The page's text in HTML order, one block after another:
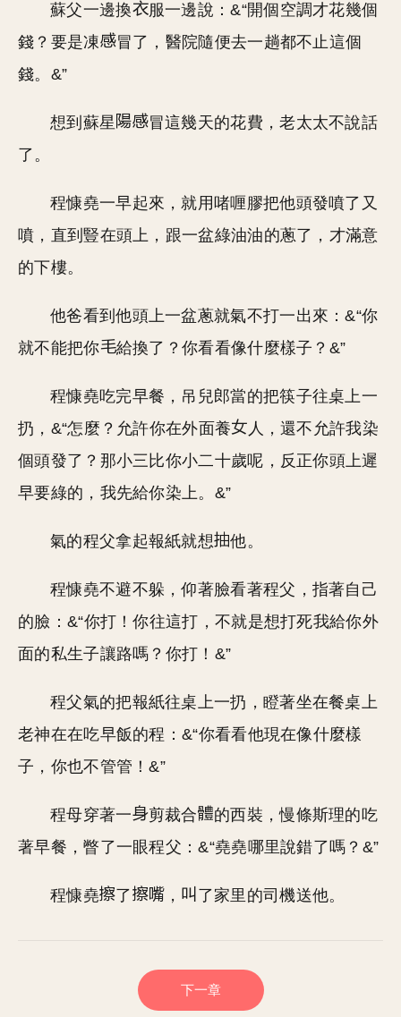
蘇父一邊換
服一邊說：&“開個空調才花幾個
錢？要是凍
冒了，醫院隨便去一趟都不止這個
錢。&”
想到蘇星
冒這幾天的花費，老太太不說話
了。
程慷堯一早起來，就用啫喱膠把他頭發噴了又
噴，直到豎在頭上，跟一盆綠油油的蔥了，才滿意
的下樓。
他爸看到他頭上一盆蔥就氣不打一出來：&“你
就不能把你
給換了？你看看像什麼樣子？&”
程慷堯吃完早餐，吊兒郎當的把筷子往桌上一
扔，&“怎麼？允許你在外面養
人，還不允許我染
個頭發了？那小三比你小二十歲呢，反正你頭上遲
早要綠的，我先給你染上。&”
氣的程父拿起報紙就想 他。
程慷堯不避不躲，仰著臉看著程父，指著自己
的臉：&“你打！你往這打，不就是想打死我給你外
面的私生子讓路嗎？你打！&”
程父氣的把報紙往桌上一扔，瞪著坐在餐桌上
老神在在吃早飯的程：&“你看看他現在像什麼樣
子，你也不管管！&”
程母穿著一 剪裁合
的西裝，慢條斯理的吃
著早餐，瞥了一眼程父：&“堯堯哪里說錯了嗎？&”
程慷堯 了 ， 了家里的司機送他。
下一章